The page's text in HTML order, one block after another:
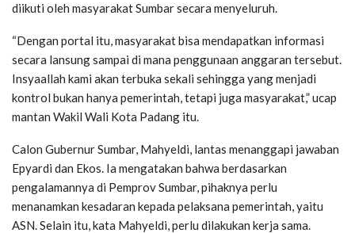
diikuti oleh masyarakat Sumbar secara menyeluruh.
“Dengan portal itu, masyarakat bisa mendapatkan informasi
secara lansung sampai di mana penggunaan anggaran tersebut.
Insyaallah kami akan terbuka sekali sehingga yang menjadi
kontrol bukan hanya pemerintah, tetapi juga masyarakat,” ucap
mantan Wakil Wali Kota Padang itu.
Calon Gubernur Sumbar, Mahyeldi, lantas menanggapi jawaban
Epyardi dan Ekos. Ia mengatakan bahwa berdasarkan
pengalamannya di Pemprov Sumbar, pihaknya perlu
menanamkan kesadaran kepada pelaksana pemerintah, yaitu
ASN. Selain itu, kata Mahyeldi, perlu dilakukan kerja sama.